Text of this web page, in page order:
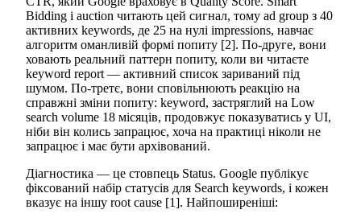
Bidding і auction читають цей сигнал, тому ad group з 40
активних keywords, де 25 на нулі impressions, навчає
алгоритм оманливій формі попиту [2]. По-друге, вони
ховають реальний паттерн попиту, коли ви читаєте
keyword report — активний список зариваний під
шумом. По-третє, вони сповільнюють реакцію на
справжні зміни попиту: keyword, застряглий на Low
search volume 18 місяців, продовжує показуватись у UI,
ніби він колись запрацює, хоча на практиці ніколи не
запрацює і має бути архівований.
Діагностика — це стовпець Status. Google публікує
фіксований набір статусів для Search keywords, і кожен
вказує на іншу root cause [1]. Найпоширеніші: